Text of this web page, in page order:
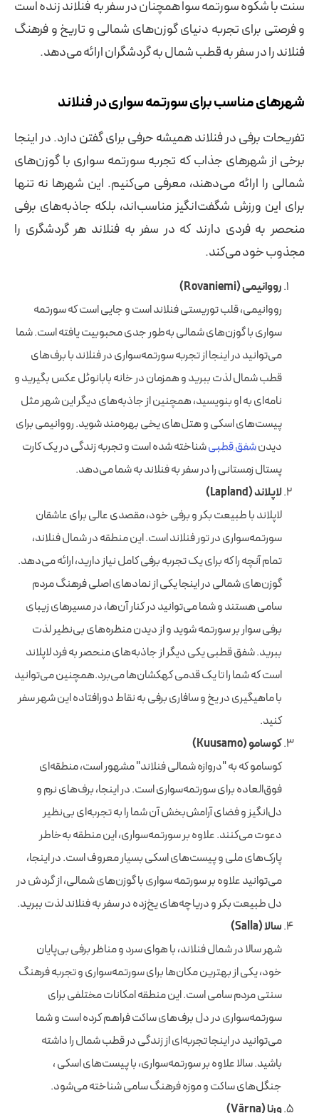
سنت با شکوه سورتمه سوا همچنان در سفر به فنلاند زنده است
و فرصتی برای تجربه دنیای گوزن‌های شمالی و تاریخ و فرهنگ
فنلاند را در سفر به قطب شمال به گردشگران ارائه می‌دهد.
شهرهای مناسب برای سورتمه‌ سواری در فنلاند
تفریحات برفی در فنلاند همیشه حرفی برای گفتن دارد. در اینجا
برخی از شهرهای جذاب که تجربه سورتمه‌ سواری با گوزن‌های
شمالی را ارائه می‌دهند، معرفی می‌کنیم. این شهرها نه تنها
برای این ورزش شگفت‌انگیز مناسب‌اند، بلکه جاذبه‌های برفی
منحصر به فردی دارند که در سفر به فنلاند هر گردشگری را
مجذوب خود می‌کند.
رووانیمی (Rovaniemi)
رووانیمی، قلب توریستی فنلاند است و جایی است که سورتمه‌
سواری با گوزن‌های شمالی به‌طور جدی محبوبیت یافته است. شما
می‌توانید در اینجا از تجربه سورتمه‌سواری در فنلاند با برف‌های
قطب شمال لذت ببرید و همزمان در خانه بابانوئل عکس بگیرید و
نامه‌ای به او بنویسید، همچنین از جاذبه‌های دیگر این شهر مثل
پیست‌های اسکی و هتل‌های یخی بهره‌مند شوید. رووانیمی برای
دیدنشفق قطبیشناخته شده است و تجربه زندگی در یک کارت
پستال زمستانی را در سفر به فنلاند به شما می‌دهد.
لاپلاند (Lapland)
لاپلاند با طبیعت بکر و برفی خود، مقصدی عالی برای عاشقان
سورتمه‌سواری در تور فنلاند است. این منطقه در شمال فنلاند،
تمام آنچه را که برای یک تجربه برفی کامل نیاز دارید، ارائه می‌دهد.
گوزن‌های شمالی در اینجا یکی از نمادهای اصلی فرهنگ مردم
سامی هستند و شما می‌توانید در کنار آن‌ها، در مسیرهای زیبای
برفی سوار بر سورتمه شوید و از دیدن منظره‌های بی‌نظیر لذت
ببرید. شفق قطبی یکی دیگر از جاذبه‌های منحصر به فرد لاپلاند
است که شما را تا یک قدمی کهکشان‌ها می‌برد.همچنین می‌توانید
با ماهیگیری در یخ و سافاری برفی به نقاط دورافتاده این شهر سفر
کنید.
کوسامو (Kuusamo)
کوسامو که به "دروازه شمالی فنلاند" مشهور است، منطقه‌ای
فوق‌العاده برای سورتمه‌سواری است. در اینجا، برف‌های نرم و
دل‌انگیز و فضای آرامش‌بخش آن شما را به تجربه‌ای بی‌نظیر
دعوت می‌کنند. علاوه بر سورتمه‌سواری، این منطقه به‌خاطر
پارک‌های ملی و پیست‌های اسکی بسیار معروف است. در اینجا،
می‌توانید علاوه بر سورتمه سواری با گوزن‌های شمالی، از گردش در
دل طبیعت بکر و دریاچه‌های یخ‌زده در سفر به فنلاند لذت ببرید.
سالا (Salla)
شهر سالا در شمال فنلاند، با هوای سرد و مناظر برفی بی‌پایان
خود، یکی از بهترین مکان‌ها برای سورتمه‌سواری و تجربه فرهنگ
سنتی مردم سامی است. این منطقه امکانات مختلفی برای
سورتمه‌سواری در دل برف‌های ساکت فراهم کرده است و شما
می‌توانید در اینجا تجربه‌ای از زندگی در قطب شمال را داشته
باشید. سالا علاوه بر سورتمه‌سواری، با پیست‌های اسکی ،
جنگل‌های ساکت و موزه فرهنگ سامی شناخته می‌شود.
ورنا (Värna)